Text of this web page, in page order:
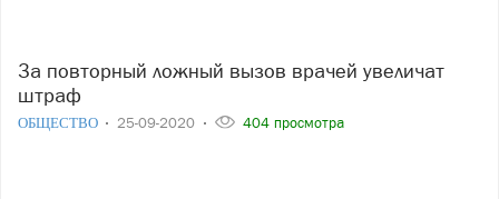
За повторный ложный вызов врачей увеличат
штраф
ОБЩЕСТВО 25-09-2020 404 просмотра